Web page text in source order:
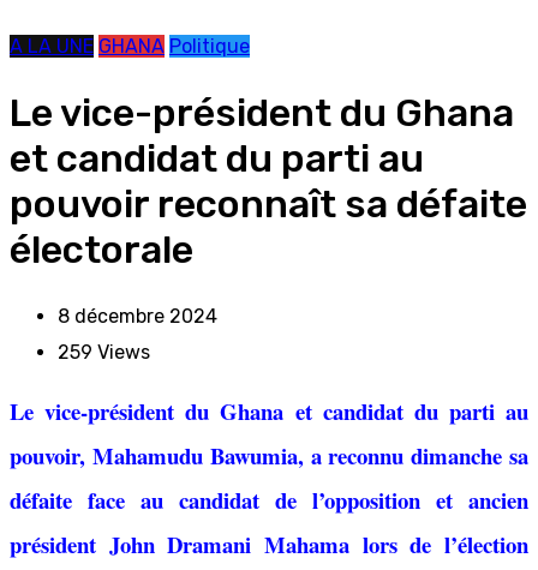
A LA UNE GHANA Politique
Le vice-président du Ghana
et candidat du parti au
pouvoir reconnaît sa défaite
électorale
8 décembre 2024
259 Views
Le vice-président du Ghana et candidat du parti au
pouvoir, Mahamudu Bawumia, a reconnu dimanche sa
défaite face au candidat de l’opposition et ancien
président John Dramani Mahama lors de l’élection